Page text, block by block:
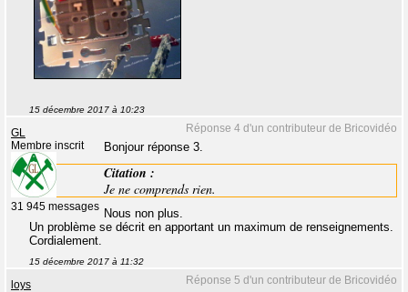
15 décembre 2017 à 10:23
Réponse 4 d'un contributeur de Bricovidéo
GL
Membre inscrit
31 945 messages
Bonjour réponse 3.
Citation :
Je ne comprends rien.
Nous non plus.
Un problème se décrit en apportant un maximum de renseignements.
Cordialement.
15 décembre 2017 à 11:32
Réponse 5 d'un contributeur de Bricovidéo
loys